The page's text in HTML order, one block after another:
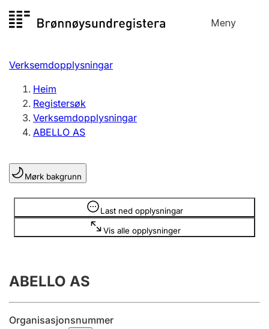
til
Meny
Registersøk
Aksjeselskap
Enkeltpersonføretak
Registrere, endre, slette
Lag og foreining
Registrere, endre, slette
Årsrekneskap
Innsending og forseinkingsgebyr
Verksemdopplysningar
Heim
Registersøk
Verksemdopplysningar
ABELLO AS
Mørk bakgrunn
Last ned opplysningar
Vis alle opplysninger
Opplysninger er skjult
ABELLO AS
Organisasjonsnummer